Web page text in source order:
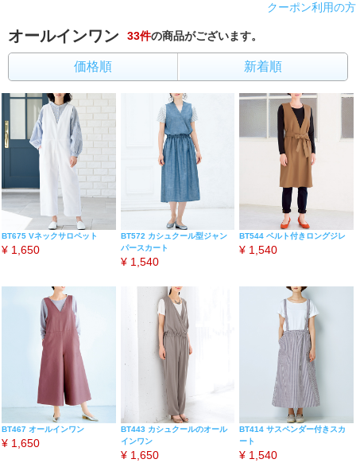
クーポン利用の方
オールインワン 33件の商品がございます。
価格順 新着順
BT675 Vネックサロペット
¥ 1,650
BT572 カシュクール型ジャン
パースカート
¥ 1,540
BT544 ベルト付きロングジレ
¥ 1,540
BT467 オールインワン
¥ 1,650
BT443 カシュクールのオール
インワン
¥ 1,650
BT414 サスペンダー付きスカ
ート
¥ 1,540